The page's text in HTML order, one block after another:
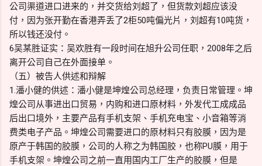
公司渠道进口进来的，并交货给刘超了，但货款刘超应该没
付，因为张开勤在香港弄丢了2柜50吨偏光片，刘超有10吨货，
所以钱还没付。
6吴某胜证实：吴欢胜有一段时间在旭升公司任职，2008年之后
离开公司自己在外面接单。
（五）被告人供述和辩解
1.潘小健的供述：潘小健是坤煌公司总经理，负责日常管理。坤
煌公司从事进出口贸易，内购和进口原材料，外发代工成成品
后出口境外，主要产品有手机支架、手机充电宝、小音箱等消
费类电子产品。坤煌公司需要进口的原材料只有胶膜，因为是
原产于韩国的胶膜，公司的人称之为韩国胶，也称PU膜，用于
手机支架。坤煌公司之前一直用国内工厂生产的胶膜，但是